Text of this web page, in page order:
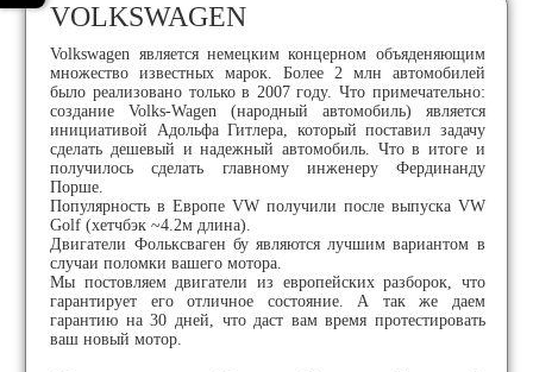
VOLKSWAGEN
Volkswagen является немецким концерном объяденяющим
множество известных марок. Более 2 млн автомобилей
было реализовано только в 2007 году. Что примечательно:
создание Volks-Wagen (народный автомобиль) является
инициативой Адольфа Гитлера, который поставил задачу
сделать дешевый и надежный автомобиль. Что в итоге и
получилось сделать главному инженеру Фердинанду
Порше.
Популярность в Европе VW получили после выпуска VW
Golf (хетчбэк ~4.2м длина).
Двигатели Фольксваген бу являются лучшим вариантом в
случаи поломки вашего мотора.
Мы постовляем двигатели из европейских разборок, что
гарантирует его отличное состояние. А так же даем
гарантию на 30 дней, что даст вам время протестировать
ваш новый мотор.